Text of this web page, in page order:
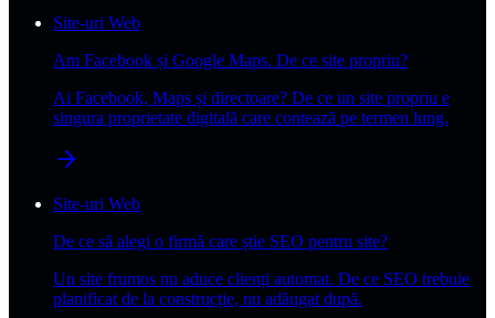
Site-uri Web
Am Facebook și Google Maps. De ce site propriu?
Ai Facebook, Maps și directoare? De ce un site propriu e
singura proprietate digitală care contează pe termen lung.
Site-uri Web
De ce să alegi o firmă care știe SEO pentru site?
Un site frumos nu aduce clienți automat. De ce SEO trebuie
planificat de la construcție, nu adăugat după.